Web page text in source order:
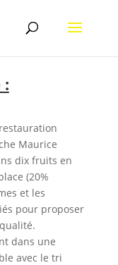
:
Maurice
dix fruits en
(20%
et les
pour proposer
dans une
avec le tri